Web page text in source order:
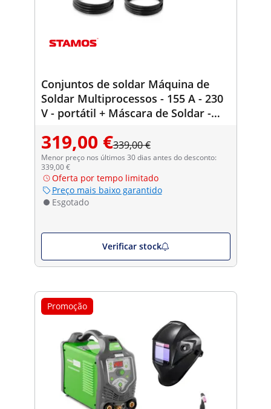
Conjuntos de soldar Máquina de
Soldar Multiprocessos - 155 A - 230
V - portátil + Máscara de Soldar -
319,00 €339,00 €
Menor preço nos últimos 30 dias antes do desconto:
339,00 €
Oferta por tempo limitado
Preço mais baixo garantido
Esgotado
Verificar stock
Promoção